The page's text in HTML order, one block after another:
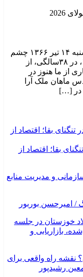
به گزارش کلام قلم، ماهان ملک‌آرا، در یکشنبه ۱۴ تیر ۱۳۶۶ چشم
به جهان گشود و در یکشنبه ۱۷ خرداد ۱۴۰۵، در ۳۸سالگی، از
از ما هنوز در
ماهان ملک آرا
در […]
بقا؛ اقتصاد از
و مدیریت منابع
/ امیرحسن بوربور
خوزستان در جلسه
بازاریابی و
نقشه راه واقعی برای
رشیدپور